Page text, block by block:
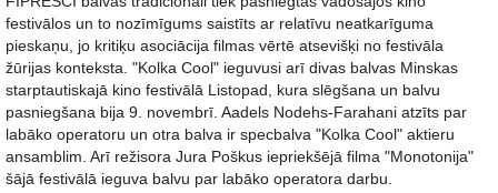
festivālos un to nozīmīgums saistīts ar relatīvu neatkarīguma
pieskaņu, jo kritiķu asociācija filmas vērtē atsevišķi no festivāla
žūrijas konteksta. "Kolka Cool" ieguvusi arī divas balvas Minskas
starptautiskajā kino festivālā Listopad, kura slēgšana un balvu
pasniegšana bija 9. novembrī. Aadels Nodehs-Farahani atzīts par
labāko operatoru un otra balva ir specbalva "Kolka Cool" aktieru
ansamblim. Arī režisora Jura Poškus iepriekšējā filma "Monotonija"
šājā festivālā ieguva balvu par labāko operatora darbu.